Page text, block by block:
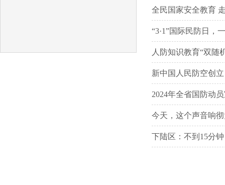
全民国家安全教育
“3·1”国际民防日，
人防知识教育“双随
新中国人民防空创
2024年全省国防动
今天，这个声音响
下陆区：不到15分